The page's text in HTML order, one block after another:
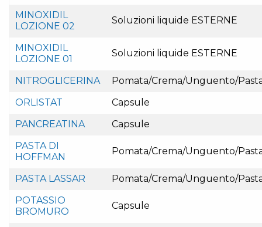
MINOXIDIL
LOZIONE 02
Soluzioni liquide ESTERNE
MINOXIDIL
LOZIONE 01
Soluzioni liquide ESTERNE
NITROGLICERINA
Pomata/Crema/Unguento/
ORLISTAT
Capsule
PANCREATINA
Capsule
PASTA DI
HOFFMAN
Pomata/Crema/Unguento/
PASTA LASSAR
Pomata/Crema/Unguento/
POTASSIO
BROMURO
Capsule